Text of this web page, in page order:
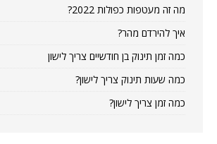
מה זה מעטפות כפולות 2022?
איך להירדם מהר?
כמה זמן תינוק בן חודשיים צריך לישון
כמה שעות תינוק צריך לישון?
כמה זמן צריך לישון?